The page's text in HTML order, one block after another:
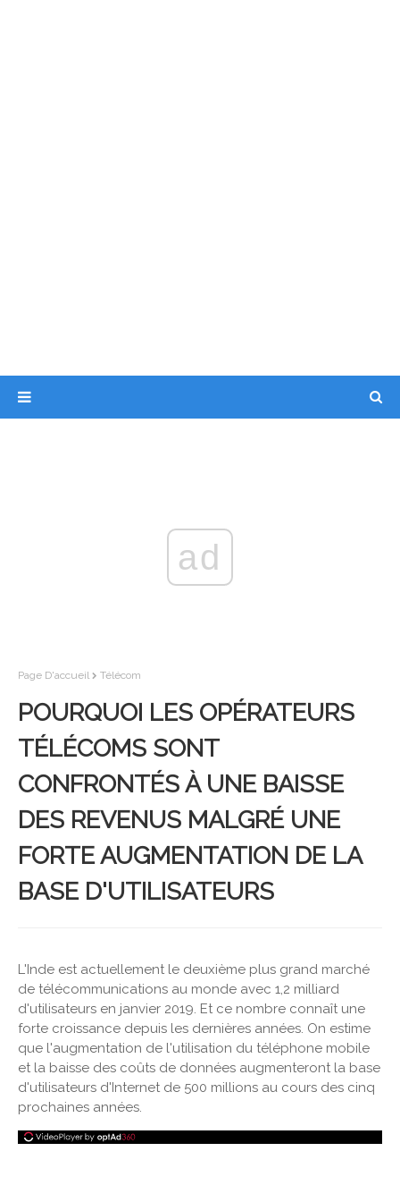
ad
Page D'accueil Télécom
POURQUOI LES OPÉRATEURS
TÉLÉCOMS SONT
CONFRONTÉS À UNE BAISSE
DES REVENUS MALGRÉ UNE
FORTE AUGMENTATION DE LA
BASE D'UTILISATEURS
L'Inde est actuellement le deuxième plus grand marché
de télécommunications au monde avec 1,2 milliard
d'utilisateurs en janvier 2019. Et ce nombre connaît une
forte croissance depuis les dernières années. On estime
que l'augmentation de l'utilisation du téléphone mobile
et la baisse des coûts de données augmenteront la base
d'utilisateurs d'Internet de 500 millions au cours des cinq
prochaines années.